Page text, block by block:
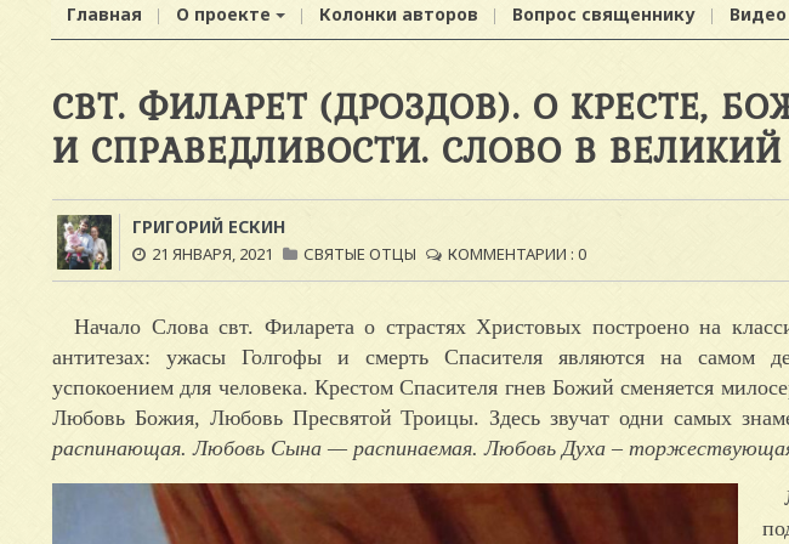
Главная О проекте Колонки авторов Вопрос священнику Видео
СВТ. ФИЛАРЕТ (ДРОЗДОВ). О КРЕСТЕ,
И СПРАВЕДЛИВОСТИ. СЛОВО В
ГРИГОРИЙ ЕСКИН
21 ЯНВАРЯ, 2021 СВЯТЫЕ ОТЦЫ КОММЕНТАРИИ : 0
Начало Слова свт. Филарета о страстях Христовых построено на
антитезах: ужасы Голгофы и смерть Спасителя являются на самом
успокоением для человека. Крестом Спасителя гнев Божий сменяется
Любовь Божия, Любовь Пресвятой Троицы. Здесь звучат одни самых
распинающая. Любовь Сына — распинаемая. Любовь Духа –